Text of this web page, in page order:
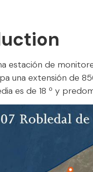
estación de
una extensión de
es de 18 º y